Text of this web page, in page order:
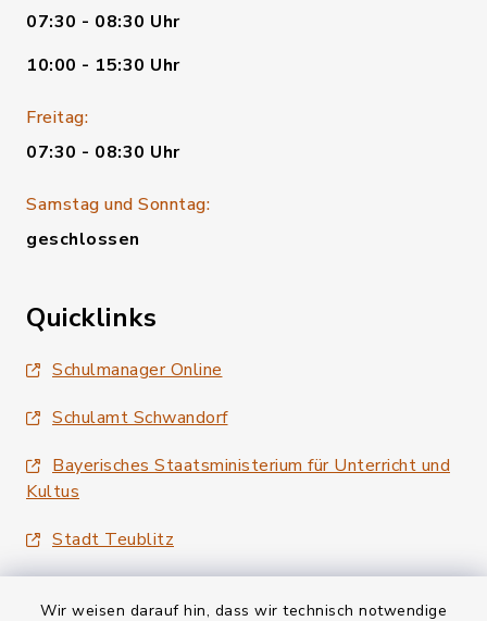
Wir weisen darauf hin, dass wir technisch notwendige
07:30 - 08:30 Uhr
10:00 - 15:30 Uhr
Freitag:
07:30 - 08:30 Uhr
Samstag und Sonntag:
geschlossen
Quicklinks
Schulmanager Online
Schulamt Schwandorf
Bayerisches Staatsministerium für Unterricht und
Kultus
Stadt Teublitz